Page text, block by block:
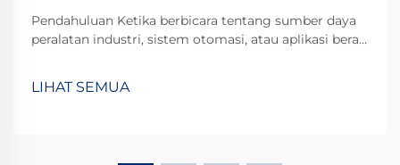
Pendahuluan Ketika berbicara tentang sumber daya
peralatan industri, sistem otomasi, atau aplikasi berat,
dan keamanan. Namun, memilih motor yang tepat...
LIHAT SEMUA